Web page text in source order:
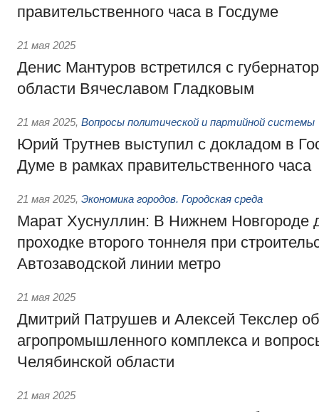
правительственного часа в Госдуме
21 мая 2025
Денис Мантуров встретился с
области Вячеславом Гладковым
21 мая 2025, Вопросы политической и партийной системы
Юрий Трутнев выступил с докладом в
Думе в рамках правительственного часа
21 мая 2025, Экономика городов. Городская среда
Марат Хуснуллин: В Нижнем Новгороде
проходке второго тоннеля при
Автозаводской линии метро
21 мая 2025
Дмитрий Патрушев и Алексей Текслер
агропромышленного комплекса и
Челябинской области
21 мая 2025